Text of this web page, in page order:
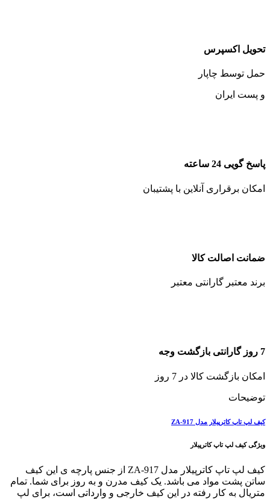
تحویل اکسپرس
حمل توسط چاپار
و پست ایران
پاسخ گویی 24 ساعته
امکان برقراری آنلاین با پشتیبان
ضمانت اصالت کالا
برند معتبر گارانتی معتبر
7 روز گارانتی بازگشت وجه
امکان بازگشت کالا در 7 روز
توضیحات
کیف لپ تاپ کاترپیلار مدل ZA-917
ویژگی کیف لپ تاپ کاترپیلار
کیف لپ تاپ کاترپیلار مدل ZA-917 از جنس پارچه ی این کیف
ساتن پشت مواد می باشد. یک کیف مدرن و به روز برای شما. تمام
متریال به کار رفته در این کیف خارجی و وارداتی است، برای لپ